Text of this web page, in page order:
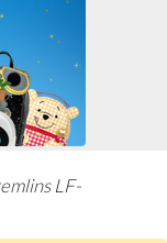
LF-